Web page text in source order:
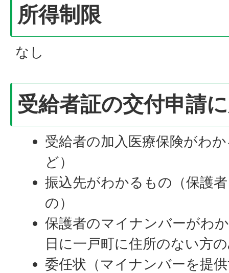
所得制限
なし
受給者証の交付申請
受給者の加入医療保険がわ
ど）
振込先がわかるもの（保護
の）
保護者のマイナンバーがわ
日に一戸町に住所のない方
委任状（マイナンバーを提